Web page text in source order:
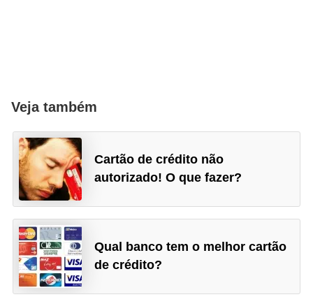
Veja também
Cartão de crédito não
autorizado! O que fazer?
Qual banco tem o melhor cartão
de crédito?
p
e
n
s
a